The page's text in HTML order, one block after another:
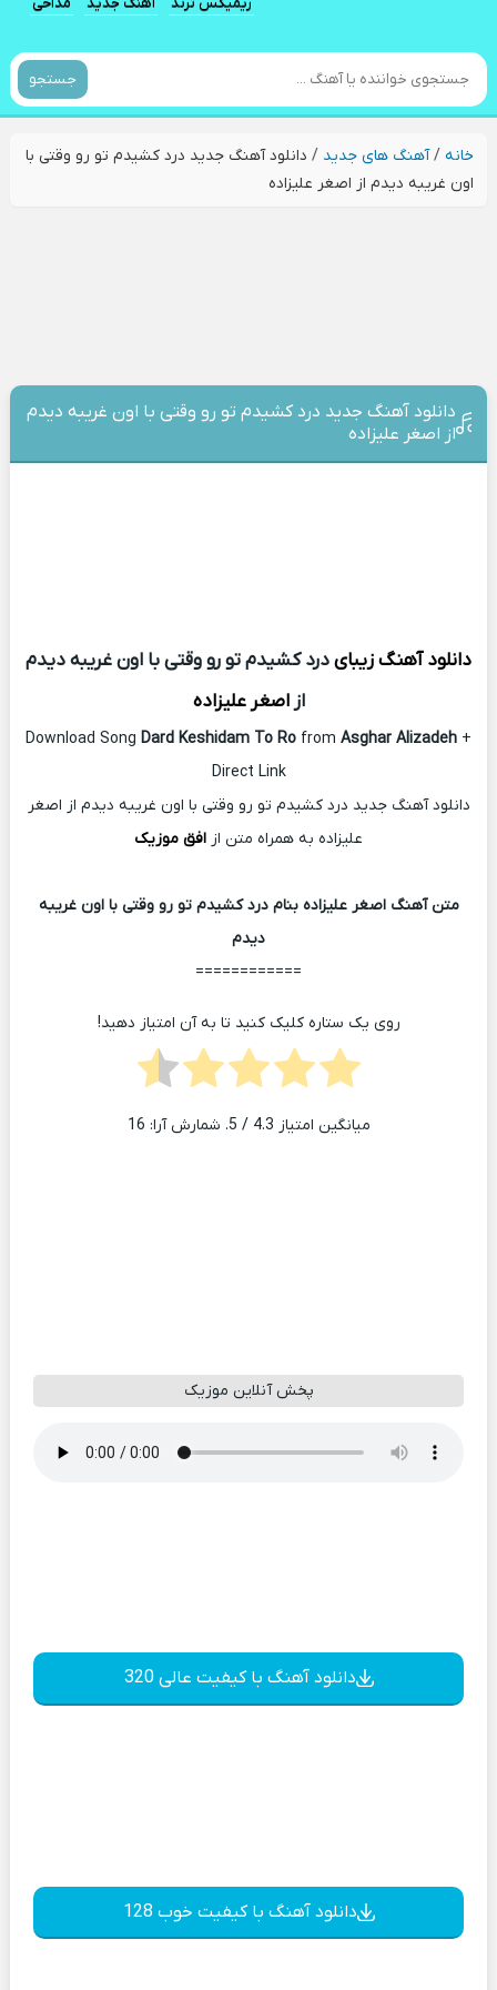
جستجو
خانه/آهنگ های جدید / دانلود آهنگ جدید درد کشیدم تو رو وقتی با
اون غریبه دیدم از اصغر علیزاده
دانلود آهنگ جدید درد کشیدم تو رو وقتی با اون غریبه دیدم
از اصغر علیزاده
دانلود آهنگ زیبایدرد کشیدم تو رو وقتی با اون غریبه دیدم
ازاصغر علیزاده
Download Song Dard Keshidam To Ro from Asghar Alizadeh +
Direct Link
دانلود آهنگ جدید درد کشیدم تو رو وقتی با اون غریبه دیدم از اصغر
علیزاده به همراه متن از افق موزیک
متن آهنگ اصغر علیزاده بنام درد کشیدم تو رو وقتی با اون غریبه
دیدم
============
روی یک ستاره کلیک کنید تا به آن امتیاز دهید!
میانگین امتیاز 4.3 / 5. شمارش آرا: 16
پخش آنلاین موزیک
دانلود آهنگ با کیفیت عالی 320
دانلود آهنگ با کیفیت خوب 128